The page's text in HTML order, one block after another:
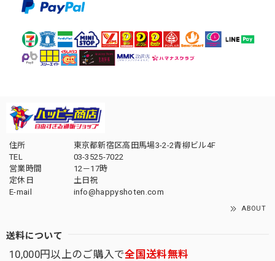
住所
東京都新宿区高田馬場3-2-2青柳ビル4F
TEL
03-3525-7022
営業時間
12－17時
定休日
土日祝
E-mail
info@happyshoten.com
ABOUT
送料について
10,000円以上のご購入で全国送料無料